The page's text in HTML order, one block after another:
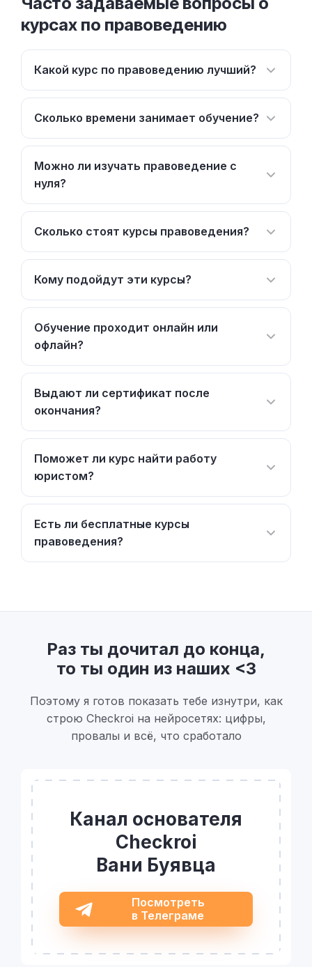
курсах по правоведению
Какой курс по правоведению лучший?
Сколько времени занимает обучение?
Можно ли изучать правоведение с
нуля?
Сколько стоят курсы правоведения?
Кому подойдут эти курсы?
Обучение проходит онлайн или
офлайн?
Выдают ли сертификат после
окончания?
Поможет ли курс найти работу
юристом?
Есть ли бесплатные курсы
правоведения?
Раз ты дочитал до конца,
то ты один из наших <3
Поэтому я готов показать тебе изнутри, как
строю Checkroi на нейросетях: цифры,
провалы и всё, что сработало
Канал основателя
Checkroi
Вани Буявца
Посмотреть
в Телеграме